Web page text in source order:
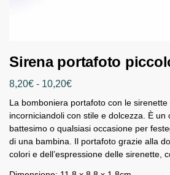
Sirena portafoto
8,20€ - 10,20€
La bomboniera portafoto con le
incorniciandoli con stile e dolcezza. È un
battesimo o qualsiasi occasione per
di una bambina. Il portafoto grazie alla
colori e dell’espressione delle sirenette,